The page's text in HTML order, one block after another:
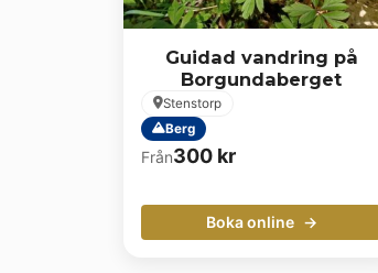
Guidad vandring på
Borgundaberget
Stenstorp
Berg
Från300 kr
Boka online